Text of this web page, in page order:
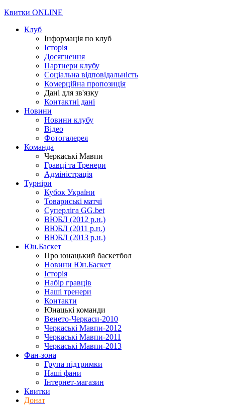
Квитки ONLINE
Клуб
Інформація по клуб
Історія
Досягнення
Партнери клубу
Соціальна відповідальність
Комерційна пропозиція
Дані для зв'язку
Контактні дані
Новини
Новини клубу
Відео
Фотогалерея
Команда
Черкаські Мавпи
Гравці та Тренери
Адміністрація
Турніри
Кубок України
Товариські матчі
Суперліга GG.bet
ВЮБЛ (2012 р.н.)
ВЮБЛ (2011 р.н.)
ВЮБЛ (2013 р.н.)
Юн.Баскет
Про юнацький баскетбол
Новини Юн.Баскет
Історія
Набір гравців
Наші тренери
Контакти
Юнацькі команди
Венето-Черкаси-2010
Черкаські Мавпи-2012
Черкаські Мавпи-2011
Черкаські Мавпи-2013
Фан-зона
Група підтримки
Наші фани
Інтернет-магазин
Квитки
Донат